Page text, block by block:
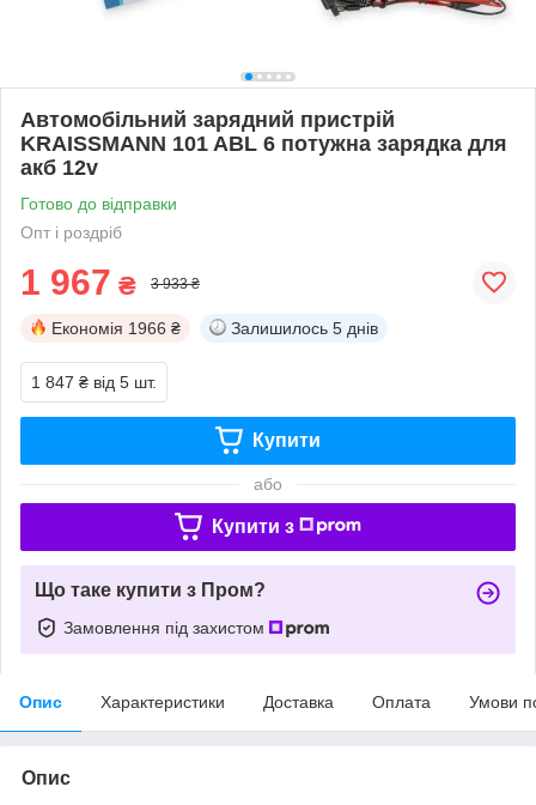
Автомобільний зарядний пристрій
KRAISSMANN 101 ABL 6 потужна зарядка для
акб 12v
Готово до відправки
Опт і роздріб
1 967 ₴ 3 933 ₴
Економія 1966 ₴ Залишилось 5 днів
1 847 ₴ від 5 шт.
Купити
або
Купити з
Що таке купити з Пром?
Замовлення під захистом
Опис Характеристики Доставка Оплата Умови
Опис